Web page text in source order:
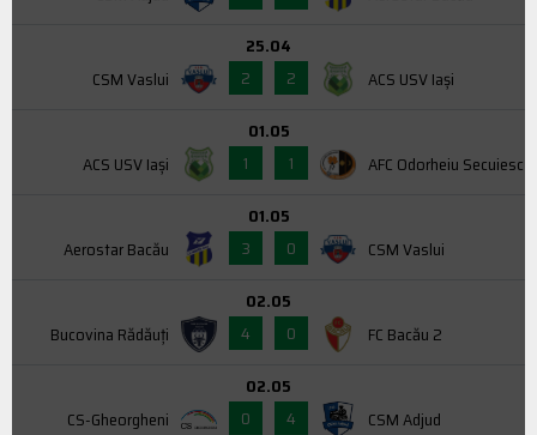
CSM Vaslui
25.04
2
2 ACS USV Iaşi
ACS USV Iaşi
01.05
1
1 AFC Odorheiu Secuiesc
Aerostar Bacău
01.05
3
0 CSM Vaslui
Bucovina Rădăuți
02.05
4
0 FC Bacău 2
CS-Gheorgheni
02.05
0
4 CSM Adjud